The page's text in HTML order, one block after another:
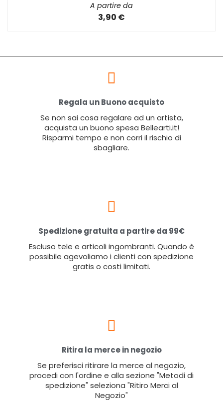
A partire da
3,90 €
Regala un Buono acquisto
Se non sai cosa regalare ad un artista,
acquista un buono spesa Bellearti.it!
Risparmi tempo e non corri il rischio di
sbagliare.
Spedizione gratuita a partire da 99€
Escluso tele e articoli ingombranti. Quando è
possibile agevoliamo i clienti con spedizione
gratis o costi limitati.
Ritira la merce in negozio
Se preferisci ritirare la merce al negozio,
procedi con l'ordine e alla sezione "Metodi di
spedizione" seleziona "Ritiro Merci al
Negozio"